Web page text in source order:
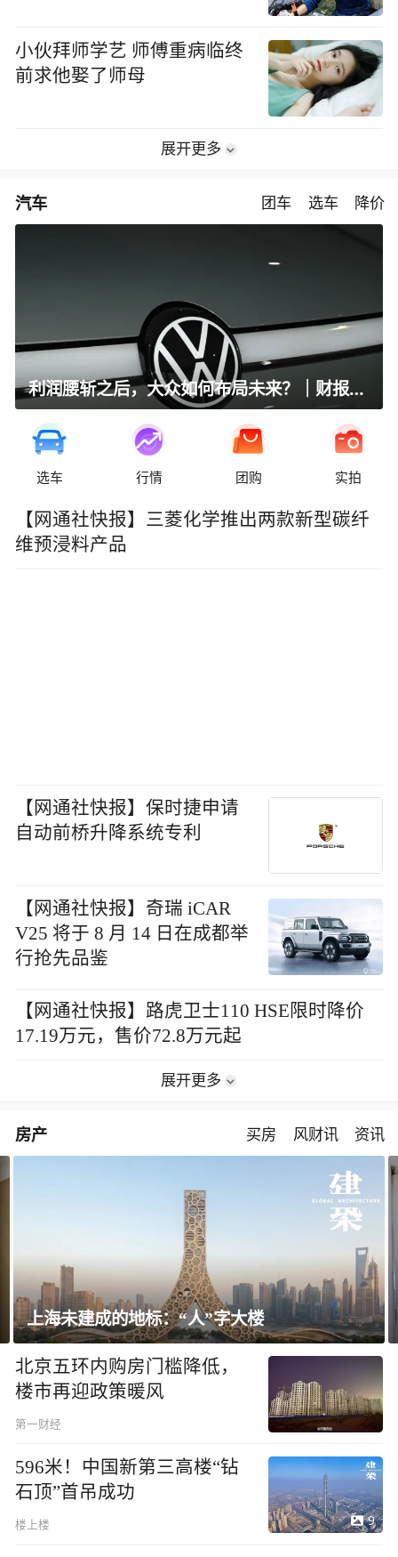
小伙拜师学艺 师傅重病临终
前求他娶了师母
展开更多
汽车 团车 选车 降价
利润腰斩之后，大众如何布局未来？｜财报全视角
选车 行情 团购 实拍
【网通社快报】三菱化学推出两款新型碳纤
维预浸料产品
【网通社快报】保时捷申请
自动前桥升降系统专利
【网通社快报】奇瑞 iCAR
V25 将于 8 月 14 日在成都举
行抢先品鉴
【网通社快报】路虎卫士110 HSE限时降价
17.19万元，售价72.8万元起
展开更多
房产 买房 风财讯 资讯
上海未建成的地标：“人”字大楼
北京五环内购房门槛降低，
楼市再迎政策暖风
第一财经
596米！中国新第三高楼“钻
石顶”首吊成功
楼上楼 9